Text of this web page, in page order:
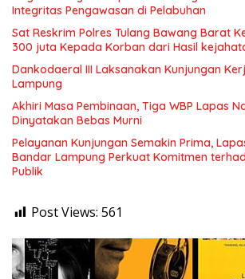
Integritas Pengawasan di Pelabuhan
Sat Reskrim Polres Tulang Bawang Barat
300 juta Kepada Korban dari Hasil
Dankodaeral III Laksanakan Kunjungan
Lampung
Akhiri Masa Pembinaan, Tiga WBP Lapas
Dinyatakan Bebas Murni
Pelayanan Kunjungan Semakin Prima,
Bandar Lampung Perkuat Komitmen
Publik
Post Views: 561